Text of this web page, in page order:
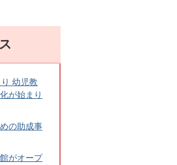
幼児教
が始まり
の助成事
がオープ